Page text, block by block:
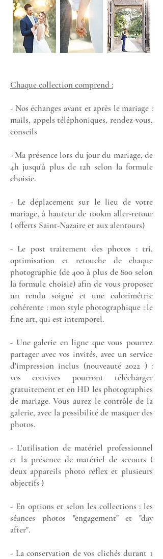
Chaque collection comprend :
- Nos échanges avant et après le mariage :
mails, appels téléphoniques, rendez-vous,
conseils
- Ma présence lors du jour du mariage, de
4h jusqu'à plus de 12h selon la formule
choisie.
- Le déplacement sur le lieu de votre
mariage, à hauteur de 100km aller-retour
( offerts Saint-Nazaire et aux alentours)
- Le post traitement des photos : tri,
optimisation et retouche de chaque
photographie (de 400 à plus de 800 selon
la formule choisie) afin de vous proposer
un rendu soigné et une colorimétrie
cohérente : mon style photographique : le
fine art, qui est intemporel.
- Une galerie en ligne que vous pourrez
partager avec vos invités, avec un service
d'impression inclus (nouveauté 2022 ) :
vos convives pourront télécharger
gratuitement et en HD les photographies
de mariage. Vous aurez le contrôle de la
galerie, avec la possibilité de masquer des
photos.
- L'utilisation de matériel professionnel
et la présence de matériel de secours (
deux appareils photo reflex et plusieurs
objectifs )
- En options et selon les collections : les
séances photos "engagement" et "day
after".
- La conservation de vos clichés durant 1